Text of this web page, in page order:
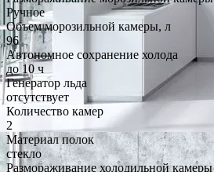
Ручное
Объем морозильной камеры, л
96
Автономное сохранение холода
до 10 ч
Генератор льда
отсутствует
Количество камер
2
Материал полок
стекло
Размораживание холодильной камеры